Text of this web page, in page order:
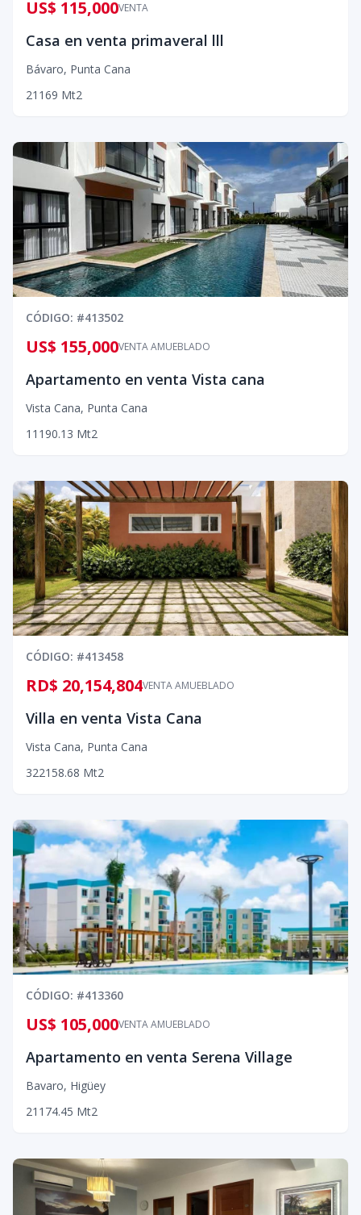
VENTA
US$ 115,000
Casa en venta primaveral lll
Bávaro, Punta Cana
21 169 Mt2
CÓDIGO: #413502
VENTA AMUEBLADO
US$ 155,000
Apartamento en venta Vista cana
Vista Cana, Punta Cana
1 1 190.13 Mt2
CÓDIGO: #413458
VENTA AMUEBLADO
RD$ 20,154,804
Villa en venta Vista Cana
Vista Cana, Punta Cana
322158.68 Mt2
CÓDIGO: #413360
VENTA AMUEBLADO
US$ 105,000
Apartamento en venta Serena Village
Bavaro, Higüey
21 1 74.45 Mt2